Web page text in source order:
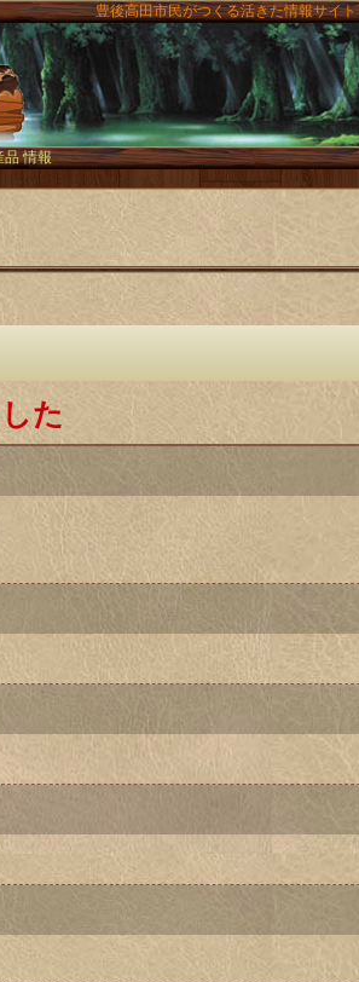
豊後高田市民がつくる活きた情報サイ
後高田
品 情報
た